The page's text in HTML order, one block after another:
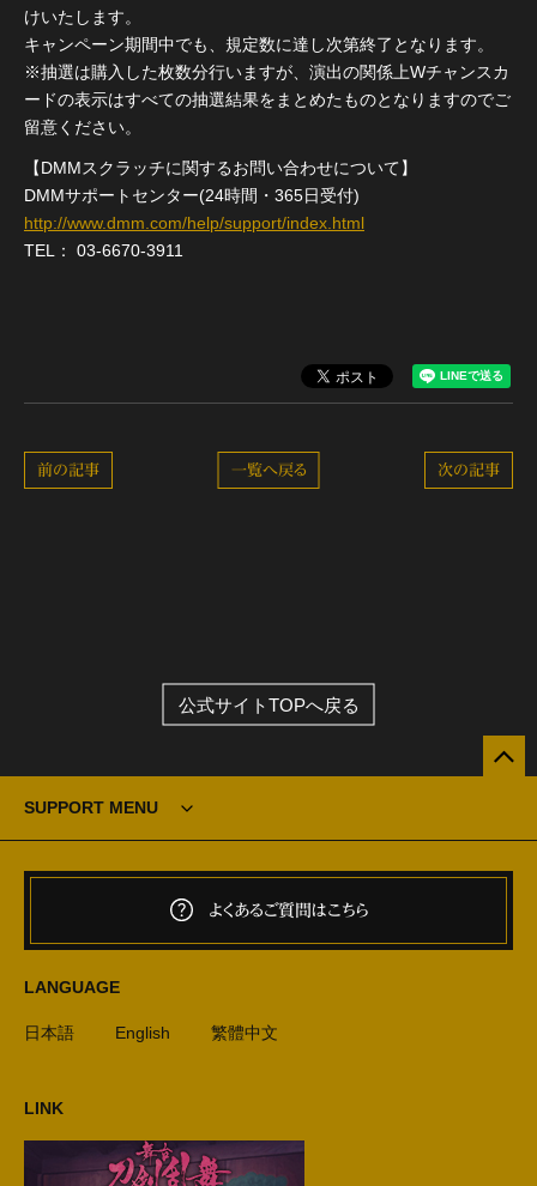
けいたします。
キャンペーン期間中でも、規定数に達し次第終了となります。
※抽選は購入した枚数分行いますが、演出の関係上Wチャンスカ
ードの表示はすべての抽選結果をまとめたものとなりますのでご
留意ください。
【DMMスクラッチに関するお問い合わせについて】
DMMサポートセンター(24時間・365日受付)
http://www.dmm.com/help/support/index.html
TEL： 03-6670-3911
次の記事
一覧へ戻る
前の記事
公式サイトTOPへ戻る
SUPPORT MENU
よくあるご質問はこちら
LANGUAGE
日本語 English 繁體中文
LINK